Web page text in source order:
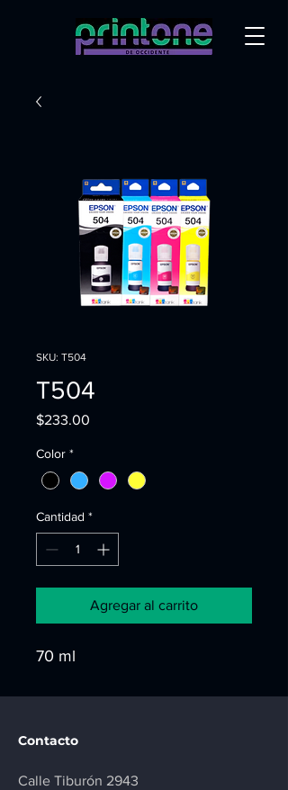
SKU: T504
T504
$233.00
Color *
Cantidad *
Agregar al carrito
70 ml
Contacto
Calle Tiburón 2943